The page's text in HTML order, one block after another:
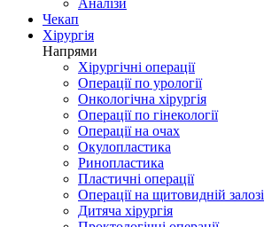
Чекап
Хірургія
Напрями
Хірургічні операції
Операції по урології
Онкологічна хірургія
Операції по гінекології
Операції на очах
Окулопластика
Ринопластика
Пластичні операції
Операції на щитовидній залозі
Дитяча хірургія